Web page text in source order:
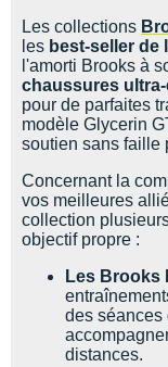
Les collections
les best-seller de
l'amorti Brooks à
chaussures
pour de parfaites
modèle Glycerin
soutien sans faille
Concernant la
vos meilleures
collection
objectif propre :
Les Brooks
des séances
distances.